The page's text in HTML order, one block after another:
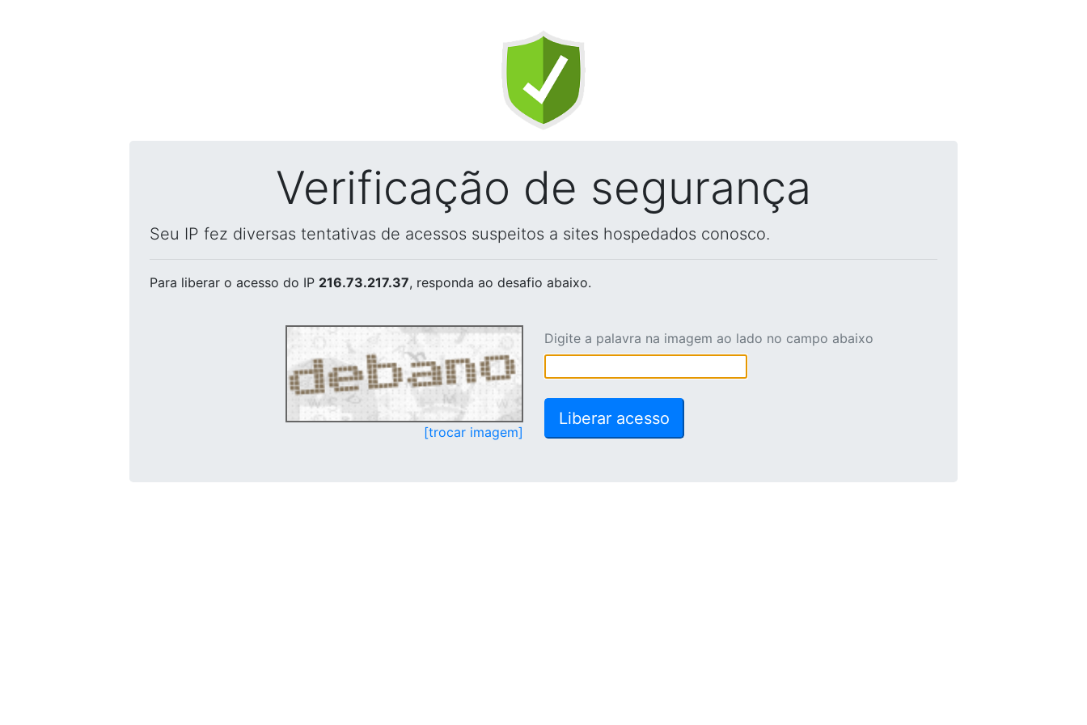
Verificação de segurança
Seu IP fez diversas tentativas de acessos suspeitos a sites hospedados conosco.
Para liberar o acesso do IP 216.73.217.37, responda ao desafio abaixo.
[trocar imagem]
Digite a palavra na imagem ao lado no campo abaixo